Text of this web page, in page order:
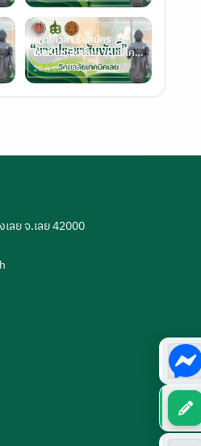
ขยายเวลา รับสมัคร
นักเรียน/นักศึกษา รอบโค
วต้า ประจำปี 25
20 พ.ย. 2568
ลย จ.เลย 42000